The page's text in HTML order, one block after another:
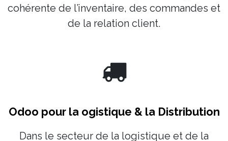
cohérente de l’inventaire, des commandes et
de la relation client.
Odoo pour la ogistique & la Distribution
Dans le secteur de la logistique et de la